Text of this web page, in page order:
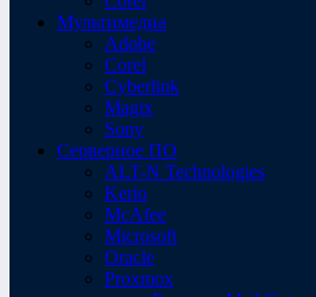
Мультимедиа
Adobe
Corel
Cyberlink
Magix
Sony
Серверное ПО
ALT-N Technologies
Kerio
McAfee
Microsoft
Oracle
Proxmox